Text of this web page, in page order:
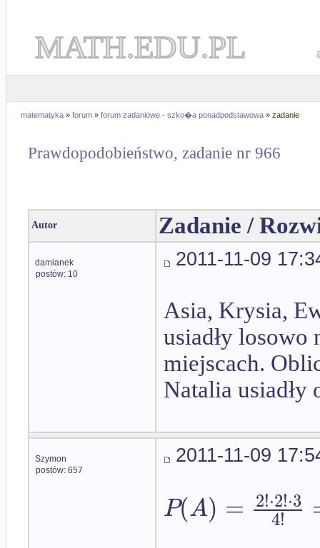
MATH.EDU.PL
matematyka » forum » forum zadaniowe - szko�a ponadpodstawowa » zadanie
Prawdopodobieństwo, zadanie nr 966
Autor Zadanie /
damianek
postów: 10
2011-11-09
Asia, Krysia,
usiadły
miejscach.
Natalia usiadły
Szymon
postów: 657
2011-11-09
P(A) = 2!⋅2!⋅3
4!